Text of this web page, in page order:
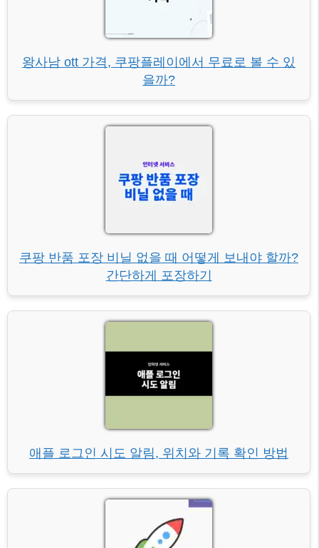
왕사남 ott 가격, 쿠팡플레이에서 무료로 볼 수 있
을까?
쿠팡 반품 포장 비닐 없을 때 어떻게 보내야 할까?
간단하게 포장하기
애플 로그인 시도 알림, 위치와 기록 확인 방법